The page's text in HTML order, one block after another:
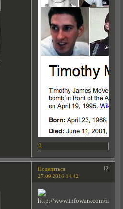
0
Поделиться
12
27.09.2016 14:42